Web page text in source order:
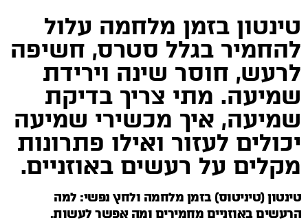
טינטון בזמן מלחמה עלול
להחמיר בגלל סטרס, חשיפה
לרעש, חוסר שינה וירידת
שמיעה. מתי צריך בדיקת
שמיעה, איך מכשירי שמיעה
יכולים לעזור ואילו פתרונות
מקלים על רעשים באוזניים.
טינטון (טיניטוס) בזמן מלחמה ולחץ נפשי: למה
הרעשים באוזניים מחמירים ומה אפשר לעשות.